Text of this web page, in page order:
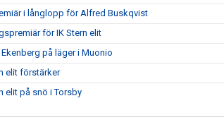
i långlopp för Alfred Buskqvist
för IK Stern elit
på läger i Muonio
elit förstärker
elit på snö i Torsby